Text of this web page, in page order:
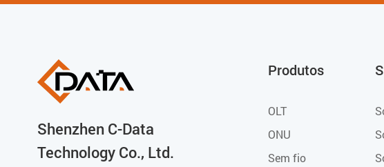
Shenzhen C-Data
Technology Co., Ltd.
Produtos
OLT
ONU
Sem fio